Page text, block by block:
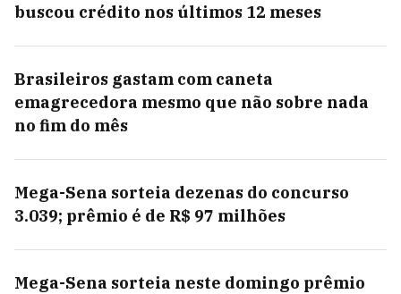
buscou crédito nos últimos 12 meses
Brasileiros gastam com caneta
emagrecedora mesmo que não sobre nada
no fim do mês
Mega-Sena sorteia dezenas do concurso
3.039; prêmio é de R$ 97 milhões
Mega-Sena sorteia neste domingo prêmio